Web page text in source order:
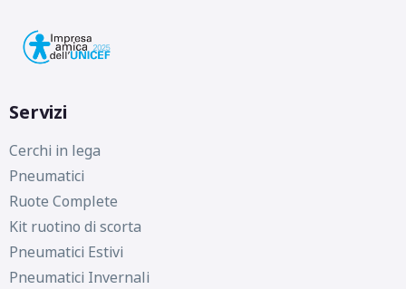
Servizi
Cerchi in lega
Pneumatici
Ruote Complete
Kit ruotino di scorta
Pneumatici Estivi
Pneumatici Invernali